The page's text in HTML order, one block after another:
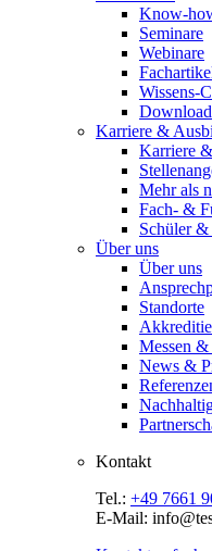
Know-
Seminare
Webinare
Wissens-
Karriere &
Karriere
Mehr als
Fach- &
Schüler &
Über uns
Über uns
Standorte
Messen
News &
Kontakt
Tel.: +49 7661
E-Mail: